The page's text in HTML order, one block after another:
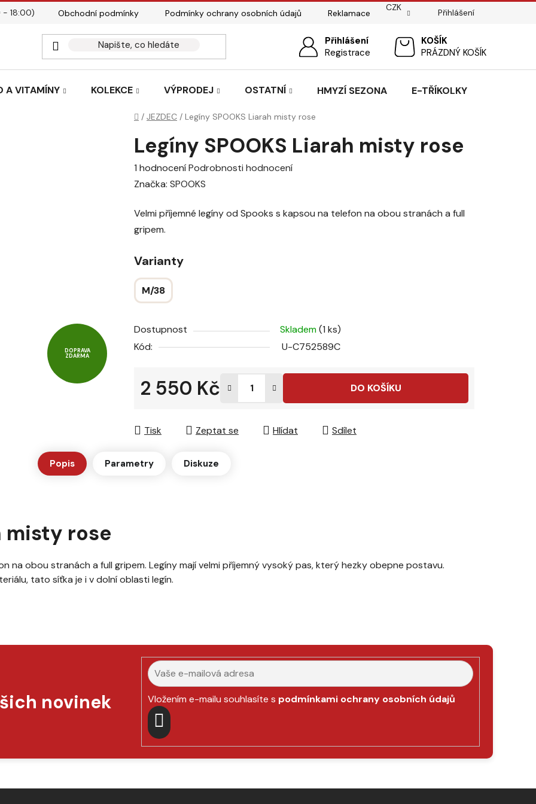
- 18:00) Obchodní podmínky Podmínky ochrany osobních údajů
Reklamace
Pasování sedel pro koně
CZK
Přihlášení
Přihlášení
Registrace
NÁKUPNÍPRÁZDNÝ KOŠÍK
A VITAMÍNY KOLEKCE VÝPRODEJ OSTATNÍ HMYZÍ SEZONA E-TŘÍKOLKY
Domů
/ JEZDEC / Legíny SPOOKS Liarah misty rose
Legíny SPOOKS Liarah misty rose
Průměrné
hodnocení
je
2,0
5
hvězdiček.
1 hodnoceníPodrobnosti hodnocení
Značka: SPOOKS
Velmi příjemné legíny od Spooks s kapsou na telefon na obou stranách a full
gripem.
Varianty
M/38
Dostupnost Skladem(1 ks)
Kód:
U-C752589C
2 550 Kč DO KOŠÍKU
Tisk Zeptat se Hlídat Sdílet
DOPRAVA
ZDARMA
Popis Parametry Diskuze
misty rose
na obou stranách a full gripem. Legíny mají velmi příjemný vysoký pas, který hezky obepne postavu.
tato síťka je i v dolní oblasti legín.
novinek Vložením e-mailu souhlasíte s podmínkami ochrany osobních údajů
PŘIHLÁSIT
SE